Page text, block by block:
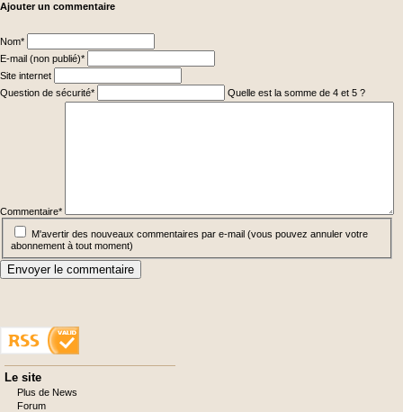
Ajouter un commentaire
Champ
obligatoire
Nom*
Champ
obligatoire
E-mail (non publié)*
Site internet
Champ
obligatoire
Question de sécurité*
Quelle est la somme de 4 et 5 ?
Commentaire*
M'avertir des nouveaux commentaires par e-mail (vous pouvez annuler votre
abonnement à tout moment)
Envoyer le commentaire
Aller
au
contenu
Le site
Plus de News
Forum